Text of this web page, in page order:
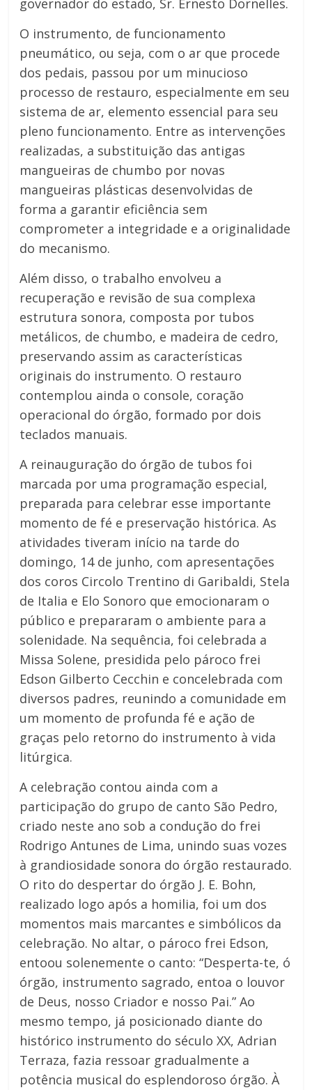
governador do estado, Sr. Ernesto Dornelles.
O instrumento, de funcionamento
pneumático, ou seja, com o ar que procede
dos pedais, passou por um minucioso
processo de restauro, especialmente em seu
sistema de ar, elemento essencial para seu
pleno funcionamento. Entre as intervenções
realizadas, a substituição das antigas
mangueiras de chumbo por novas
mangueiras plásticas desenvolvidas de
forma a garantir eficiência sem
comprometer a integridade e a originalidade
do mecanismo.
Além disso, o trabalho envolveu a
recuperação e revisão de sua complexa
estrutura sonora, composta por tubos
metálicos, de chumbo, e madeira de cedro,
preservando assim as características
originais do instrumento. O restauro
contemplou ainda o console, coração
operacional do órgão, formado por dois
teclados manuais.
A reinauguração do órgão de tubos foi
marcada por uma programação especial,
preparada para celebrar esse importante
momento de fé e preservação histórica. As
atividades tiveram início na tarde do
domingo, 14 de junho, com apresentações
dos coros Circolo Trentino di Garibaldi, Stela
de Italia e Elo Sonoro que emocionaram o
público e prepararam o ambiente para a
solenidade. Na sequência, foi celebrada a
Missa Solene, presidida pelo pároco frei
Edson Gilberto Cecchin e concelebrada com
diversos padres, reunindo a comunidade em
um momento de profunda fé e ação de
graças pelo retorno do instrumento à vida
litúrgica.
A celebração contou ainda com a
participação do grupo de canto São Pedro,
criado neste ano sob a condução do frei
Rodrigo Antunes de Lima, unindo suas vozes
à grandiosidade sonora do órgão restaurado.
O rito do despertar do órgão J. E. Bohn,
realizado logo após a homilia, foi um dos
momentos mais marcantes e simbólicos da
celebração. No altar, o pároco frei Edson,
entoou solenemente o canto: “Desperta-te, ó
órgão, instrumento sagrado, entoa o louvor
de Deus, nosso Criador e nosso Pai.” Ao
mesmo tempo, já posicionado diante do
histórico instrumento do século XX, Adrian
Terraza, fazia ressoar gradualmente a
potência musical do esplendoroso órgão. À